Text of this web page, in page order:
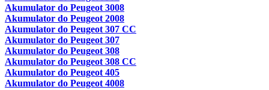
Akumulator do Peugeot 3008
Akumulator do Peugeot 2008
Akumulator do Peugeot 307 CC
Akumulator do Peugeot 307
Akumulator do Peugeot 308
Akumulator do Peugeot 308 CC
Akumulator do Peugeot 405
Akumulator do Peugeot 4008